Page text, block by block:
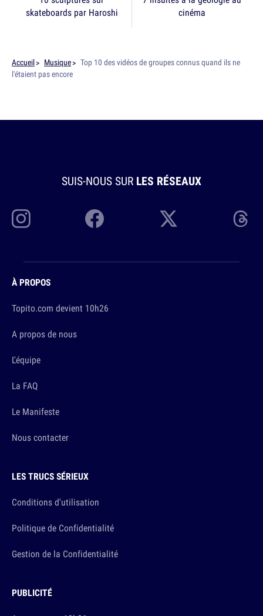
skateboards par Haroshi
cinéma
Accueil Musique
Top 10 des vidéos de groupes connus quand ils ne
l'étaient pas encore
SUIS-NOUS SUR LES RÉSEAUX
À PROPOS
Topito.com devient 10h26
A propos de nous
L'équipe
La FAQ
Le Manifeste
Nous contacter
LES TRUCS SÉRIEUX
Conditions d'utilisation
Politique de Confidentialité
Gestion de la Confidentialité
PUBLICITÉ